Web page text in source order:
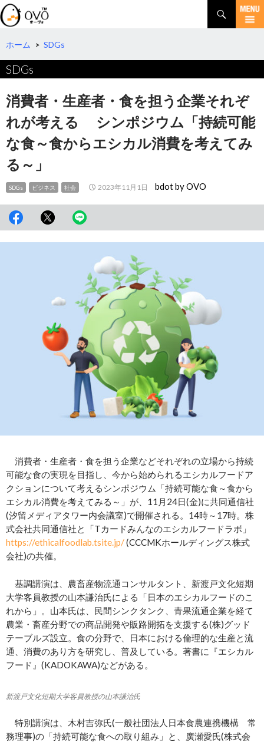
検
索
コ
テ
ツ
へ
移
動
ホーム > SDGs
SDGs
消費者・生産者・食を担う企業それぞ
れが考える シンポジウム「持続可能
な食～食からエシカル消費を考えてみ
る～」
SDGs ビジネス 社会 2023年11月1日 bdot by OVO
消費者・生産者・食を担う企業などそれぞれの立場から持続
可能な食の実現を目指し、今から始められるエシカルフードア
クションについて考えるシンポジウム「持続可能な食～食から
エシカル消費を考えてみる～」が、11月24日(金)に共同通信社
(汐留メディアタワー内会議室)で開催される。14時～17時。株
式会社共同通信社と「Tカードみんなのエシカルフードラボ」
https://ethicalfoodlab.tsite.jp/(CCCMKホールディングス株式
会社)の共催。
基調講演は、農畜産物流通コンサルタント、新渡戸文化短期
大学客員教授の山本謙治氏による「日本のエシカルフードのこ
れから」。山本氏は、民間シンクタンク、青果流通企業を経て
農業・畜産分野での商品開発や販路開拓を支援する(株)グッド
テーブルズ設立。食の分野で、日本における倫理的な生産と流
通、消費のあり方を研究し、普及している。著書に『エシカル
フード』(KADOKAWA)などがある。
新渡戸文化短期大学客員教授の山本謙治氏
特別講演は、木村吉弥氏(一般社団法人日本食農連携機構 常
務理事)の「持続可能な食への取り組み」と、廣瀬愛氏(株式会